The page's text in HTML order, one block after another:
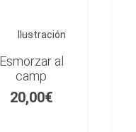
Ilustración
Esmorzar al
camp
20,00€